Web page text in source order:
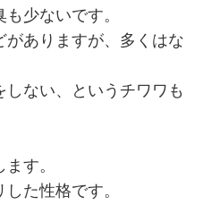
少ないです。
がありますが、多くはな
ない、というチワワも
す。
た性格です。